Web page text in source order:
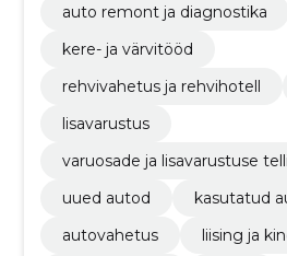
auto remont ja diagnostika
kere- ja värvitööd
rehvivahetus ja rehvihotell
lisavarustus
varuosade ja lisavarustuse
uued autod
kasutatud
autovahetus
liising ja